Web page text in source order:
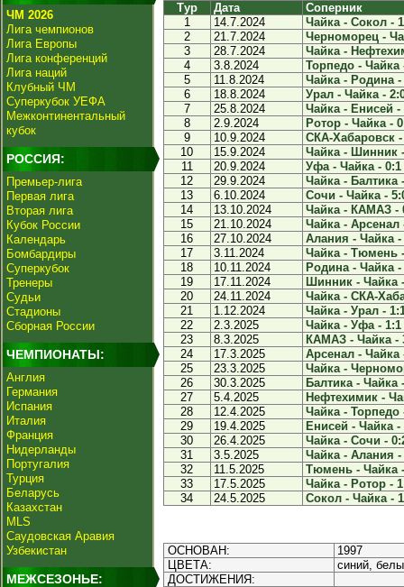
ЧМ 2026
Лига чемпионов
Лига Европы
Лига конференций
Лига наций
Клубный ЧМ
Суперкубок УЕФА
Межконтинентальный
кубок
РОССИЯ:
Премьер-лига
Первая лига
Вторая лига
Кубок России
Календарь
Бомбардиры
Суперкубок
Тренеры
Судьи
Стадионы
Сборная России
ЧЕМПИОНАТЫ:
Англия
Германия
Испания
Италия
Франция
Нидерланды
Португалия
Турция
Беларусь
Казахстан
MLS
Саудовская Аравия
Узбекистан
МЕЖСЕЗОНЬЕ:
Тур Дата
Соперник
1
14.7.2024
Чайка - Сокол -
2
21.7.2024
Черноморец -
3
28.7.2024
Чайка -
4
3.8.2024
Торпедо - Чайка
5
11.8.2024
Чайка - Родина -
6
18.8.2024
Урал - Чайка -
7
25.8.2024
Чайка - Енисей -
8
2.9.2024
Ротор - Чайка -
9
10.9.2024
СКА-Хабаровск
10
15.9.2024
Чайка - Шинник
11
20.9.2024
Уфа - Чайка - 0:1
12
29.9.2024
Чайка - Балтика
13
6.10.2024
Сочи - Чайка -
14
13.10.2024
Чайка - КАМАЗ -
15
21.10.2024
Чайка - Арсенал
16
27.10.2024
Алания - Чайка -
17
3.11.2024
Чайка - Тюмень
18
10.11.2024
Родина - Чайка -
19
17.11.2024
Шинник - Чайка
20
24.11.2024
Чайка - СКА-
21
1.12.2024
Чайка - Урал -
22
2.3.2025
Чайка - Уфа - 1:1
23
8.3.2025
КАМАЗ - Чайка -
24
17.3.2025
Арсенал - Чайка
25
23.3.2025
Чайка -
26
30.3.2025
Балтика - Чайка
27
5.4.2025
Нефтехимик -
28
12.4.2025
Чайка - Торпедо
29
19.4.2025
Енисей - Чайка -
30
26.4.2025
Чайка - Сочи -
31
3.5.2025
Чайка - Алания -
32
11.5.2025
Тюмень - Чайка
33
17.5.2025
Чайка - Ротор -
34
24.5.2025 Сокол - Чайка -
ОСНОВАН:
1997
ЦВЕТА:
синий,
ДОСТИЖЕНИЯ: